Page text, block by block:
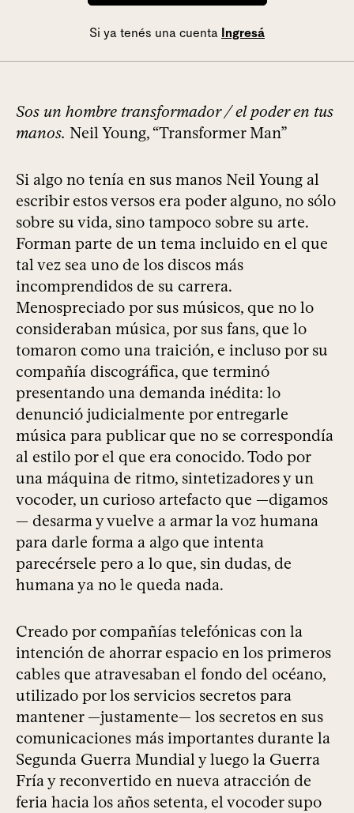
Si ya tenés una cuenta Ingresá
Sos un hombre transformador / el poder en tus
manos. Neil Young, “Transformer Man”
Si algo no tenía en sus manos Neil Young al
escribir estos versos era poder alguno, no sólo
sobre su vida, sino tampoco sobre su arte.
Forman parte de un tema incluido en el que
tal vez sea uno de los discos más
incomprendidos de su carrera.
Menospreciado por sus músicos, que no lo
consideraban música, por sus fans, que lo
tomaron como una traición, e incluso por su
compañía discográfica, que terminó
presentando una demanda inédita: lo
denunció judicialmente por entregarle
música para publicar que no se correspondía
al estilo por el que era conocido. Todo por
una máquina de ritmo, sintetizadores y un
vocoder, un curioso artefacto que —digamos
— desarma y vuelve a armar la voz humana
para darle forma a algo que intenta
parecérsele pero a lo que, sin dudas, de
humana ya no le queda nada.
Creado por compañías telefónicas con la
intención de ahorrar espacio en los primeros
cables que atravesaban el fondo del océano,
utilizado por los servicios secretos para
mantener —justamente— los secretos en sus
comunicaciones más importantes durante la
Segunda Guerra Mundial y luego la Guerra
Fría y reconvertido en nueva atracción de
feria hacia los años setenta, el vocoder supo